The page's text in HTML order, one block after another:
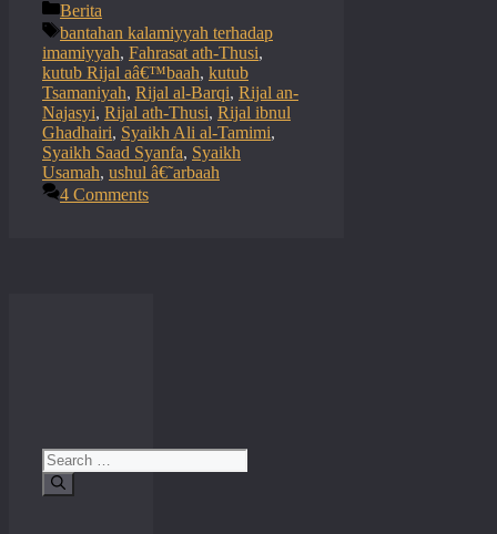
Categories
Berita
Tags
bantahan kalamiyyah terhadap
imamiyyah, Fahrasat ath-Thusi,
kutub Rijal aâ€™baah, kutub
Tsamaniyah, Rijal al-Barqi, Rijal an-
Najasyi, Rijal ath-Thusi, Rijal ibnul
Ghadhairi, Syaikh Ali al-Tamimi,
Syaikh Saad Syanfa, Syaikh
Usamah, ushul â€˜arbaah
4 Comments
Search
for: